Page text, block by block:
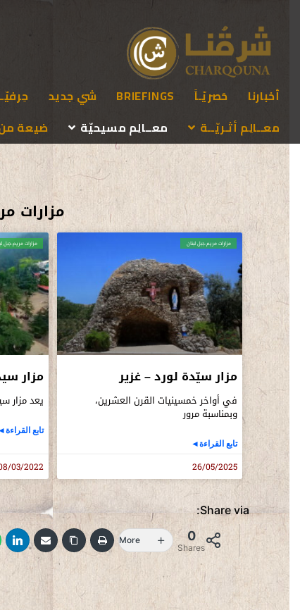
أخبارنا حَصريّـاً BRIEFINGS شي جديد
معــالِم أثـريّــة
معــالِم مسيحيّة ضيعة من
مزارات
مزارات مريم-جبل لبنان
مزار سيّدة لورد – غزير
في أواخر خمسينيات القرن العشرين،
وبمناسبة مرور
تابع القراءة◄
26/05/2025
مزارات مريم-جبل
مزار
يعد مزار
تابع
03/2022
Share via:
0
Shares
More